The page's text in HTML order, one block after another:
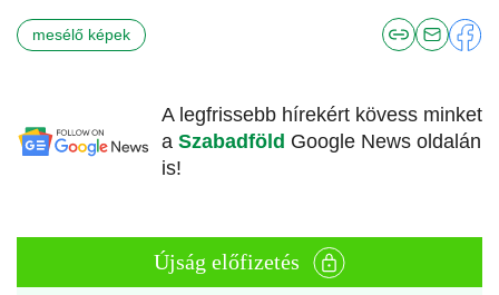
mesélő képek
A legfrissebb hírekért kövess minket
a Szabadföld Google News oldalán
is!
Újság előfizetés